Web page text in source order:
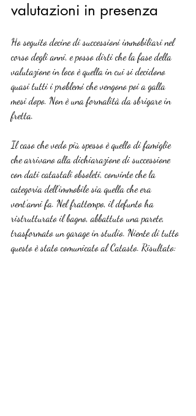
valutazioni in presenza
Ho seguito decine di successioni immobiliari nel
corso degli anni, e posso dirti che la fase della
valutazione in loco è quella in cui si decidono
quasi tutti i problemi che vengono poi a galla
mesi dopo. Non è una formalità da sbrigare in
fretta.
Il caso che vedo più spesso è quello di famiglie
che arrivano alla dichiarazione di successione
con dati catastali obsoleti, convinte che la
categoria dell’immobile sia quella che era
vent’anni fa. Nel frattempo, il defunto ha
ristrutturato il bagno, abbattuto una parete,
trasformato un garage in studio. Niente di tutto
questo è stato comunicato al Catasto. Risultato: